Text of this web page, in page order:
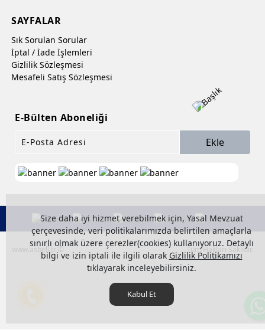
Size daha iyi hizmet verebilmek için, Yasal Mevzuat
çerçevesinde, veri politikalarımızda belirtilen amaçlarla
sınırlı olmak üzere çerezler(cookies) kullanıyoruz. Detaylı
bilgi ve izin iptali ile ilgili olarak Gizlilik Politikamızı
tıklayarak inceleyebilirsiniz.
Kabul Et
SAYFALAR
Sık Sorulan Sorular
İptal / İade İşlemleri
Gizlilik Sözleşmesi
Mesafeli Satış Sözleşmesi
E-Bülten Aboneliği
Ekle
www.asbell.tr © Tüm Hakları Saklıdır.